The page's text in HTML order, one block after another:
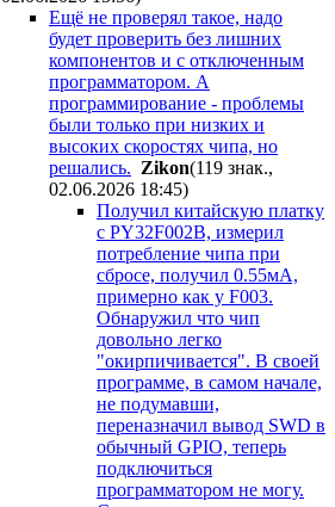
Ещё не проверял такое, надо
будет проверить без лишних
компонентов и с отключенным
программатором. А
программирование - проблемы
были только при низких и
высоких скоростях чипа, но
решались. Zikon(119 знак.,
02.06.2026 18:45)
Получил китайскую платку
с PY32F002B, измерил
потребление чипа при
сбросе, получил 0.55мА,
примерно как у F003.
Обнаружил что чип
довольно легко
"окирпичивается". В своей
программе, в самом начале,
не подумавши,
переназначил вывод SWD в
обычный GPIO, теперь
подключиться
программатором не могу.